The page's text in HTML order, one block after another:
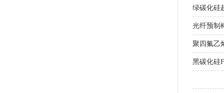
绿碳化硅
光纤预制
聚四氟乙
黑碳化硅